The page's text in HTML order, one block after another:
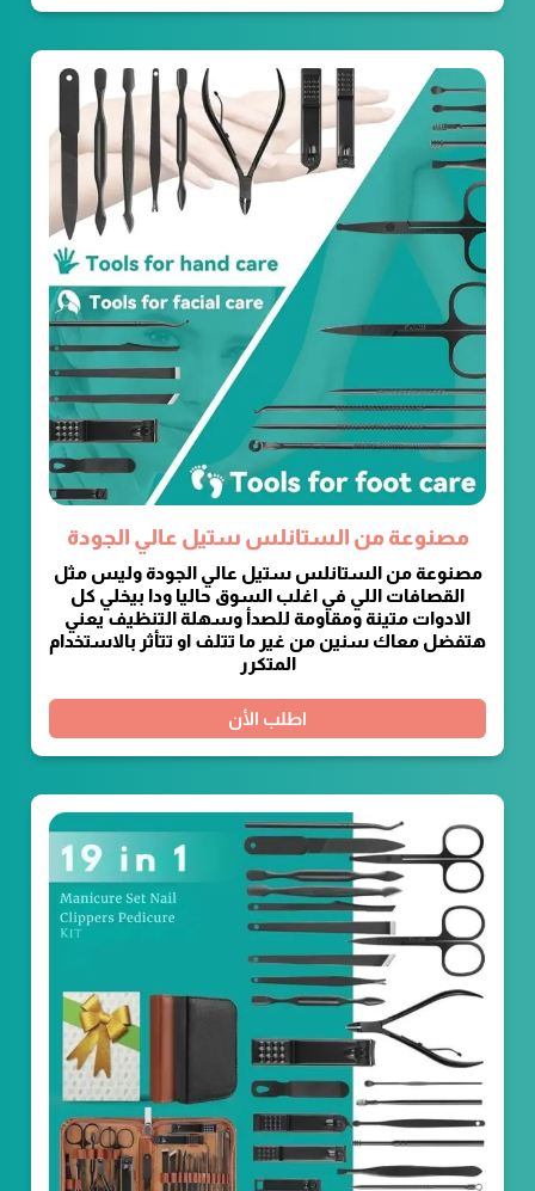
مصنوعة من الستانلس ستيل عالي الجودة
مصنوعة من الستانلس ستيل عالي الجودة وليس مثل
القصافات اللي في اغلب السوق حاليا ودا بيخلي كل
الادوات متينة ومقاومة للصدأ وسهلة التنظيف يعني
هتفضل معاك سنين من غير ما تتلف او تتأثر بالاستخدام
المتكرر
اطلب الأن